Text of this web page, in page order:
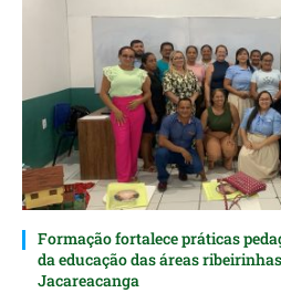
Formação fortalece práticas
da educação das áreas
Jacareacanga